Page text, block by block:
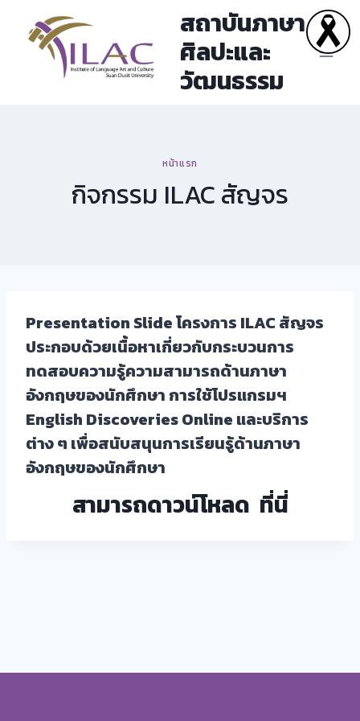
content
สถาบันภาษา
ศิลปะและ
วัฒนธรรม
หน้าแรก
กิจกรรม ILAC สัญจร
Presentation Slide โครงการ ILAC สัญจร
ประกอบด้วยเนื้อหาเกี่ยวกับกระบวนการ
ทดสอบความรู้ความสามารถด้านภาษา
อังกฤษของนักศึกษา การใช้โปรแกรมฯ
English Discoveries Online และบริการ
ต่าง ๆ เพื่อสนับสนุนการเรียนรู้ด้านภาษา
อังกฤษของนักศึกษา
สามารถดาวน์โหลด ที่นี่